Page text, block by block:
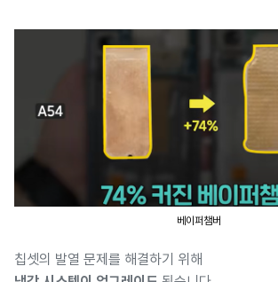
베이퍼챔버
칩셋의 발열 문제를 해결하기 위해